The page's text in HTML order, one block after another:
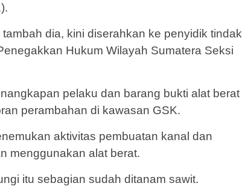
dia, kini diserahkan ke penyidik tindak
Hukum Wilayah Sumatera Seksi
pelaku dan barang bukti alat berat
perambahan di kawasan GSK.
aktivitas pembuatan kanal dan
menggunakan alat berat.
itu sebagian sudah ditanam sawit.